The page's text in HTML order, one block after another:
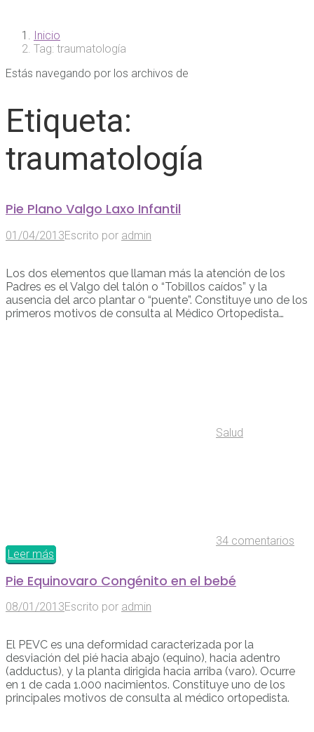
Inicio
Tag: traumatología
Estás navegando por los archivos de
Etiqueta:
traumatología
Pie Plano Valgo Laxo Infantil
01/04/2013Escrito por admin
Los dos elementos que llaman más la atención de los
Padres es el Valgo del talón o “Tobillos caídos” y la
ausencia del arco plantar o “puente”. Constituye uno de los
primeros motivos de consulta al Médico Ortopedista…
Salud
34 comentarios
Leer más
Pie Equinovaro Congénito en el bebé
08/01/2013Escrito por admin
El PEVC es una deformidad caracterizada por la
desviación del pié hacia abajo (equino), hacia adentro
(adductus), y la planta dirigida hacia arriba (varo). Ocurre
en 1 de cada 1.000 nacimientos. Constituye uno de los
principales motivos de consulta al médico ortopedista.